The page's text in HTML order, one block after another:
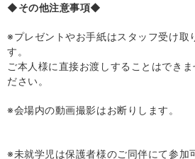
◆その他注意事項◆
※プレゼントやお手紙はスタッフ受け取
す。
ご本人様に直接お渡しすることはでき
ださい。
※会場内の動画撮影はお断りします。
※未就学児は保護者様のご同伴にて参加